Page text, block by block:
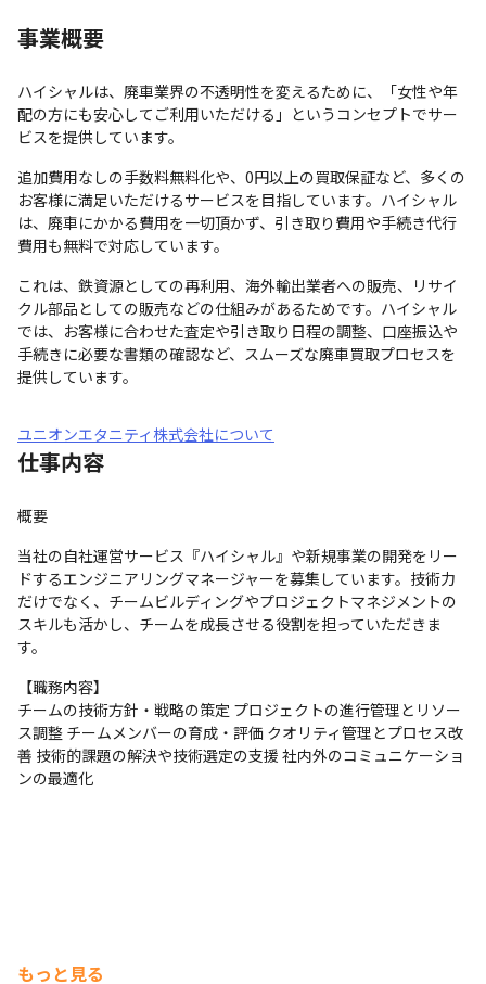
事業概要
ハイシャルは、廃車業界の不透明性を変えるために、「女性や年
配の方にも安心してご利用いただける」というコンセプトでサー
ビスを提供しています。
追加費用なしの手数料無料化や、0円以上の買取保証など、多くの
お客様に満足いただけるサービスを目指しています。ハイシャル
は、廃車にかかる費用を一切頂かず、引き取り費用や手続き代行
費用も無料で対応しています。
これは、鉄資源としての再利用、海外輸出業者への販売、リサイ
クル部品としての販売などの仕組みがあるためです。ハイシャル
では、お客様に合わせた査定や引き取り日程の調整、口座振込や
手続きに必要な書類の確認など、スムーズな廃車買取プロセスを
提供しています。
ユニオンエタニティ株式会社について
仕事内容
概要
当社の自社運営サービス『ハイシャル』や新規事業の開発をリー
ドするエンジニアリングマネージャーを募集しています。技術力
だけでなく、チームビルディングやプロジェクトマネジメントの
スキルも活かし、チームを成長させる役割を担っていただきま
す。
【職務内容】
チームの技術方針・戦略の策定 プロジェクトの進行管理とリソー
ス調整 チームメンバーの育成・評価 クオリティ管理とプロセス改
善 技術的課題の解決や技術選定の支援 社内外のコミュニケーショ
ンの最適化
もっと見る